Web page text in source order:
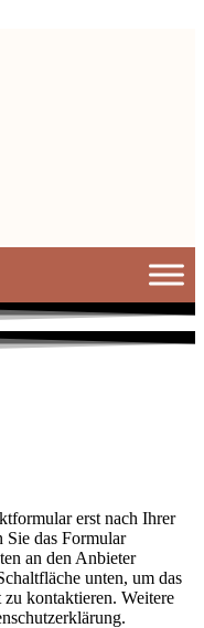
erst nach Ihrer
Sie das Formular
an den Anbieter
unten, um das
kontaktieren. Weitere